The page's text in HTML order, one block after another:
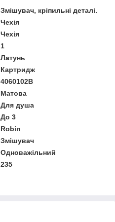
Змішувач, кріпильні деталі.
Чехія
Чехія
1
Латунь
Картридж
4060102B
Матова
Для душа
До 3
Robin
Змішувач
Одноважільний
235